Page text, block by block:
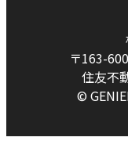
〒163-
住友不
©